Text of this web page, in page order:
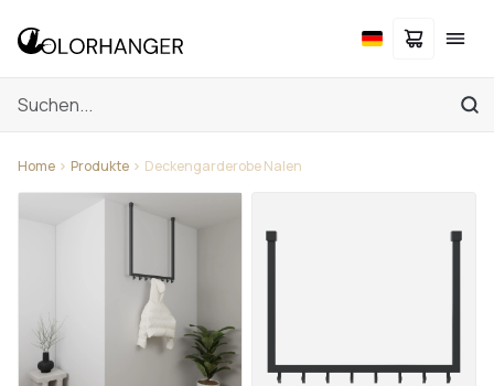
Home Produkte Deckengarderobe Nalen